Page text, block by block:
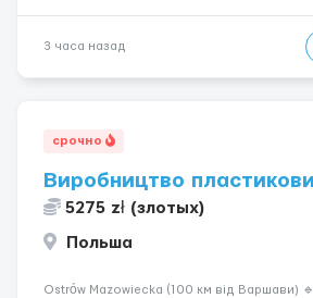
3 часа назад
срочно
Виробництво
5275 zł (злотых)
Польша
Ostrów Mazowiecka (100 км від Варшави)